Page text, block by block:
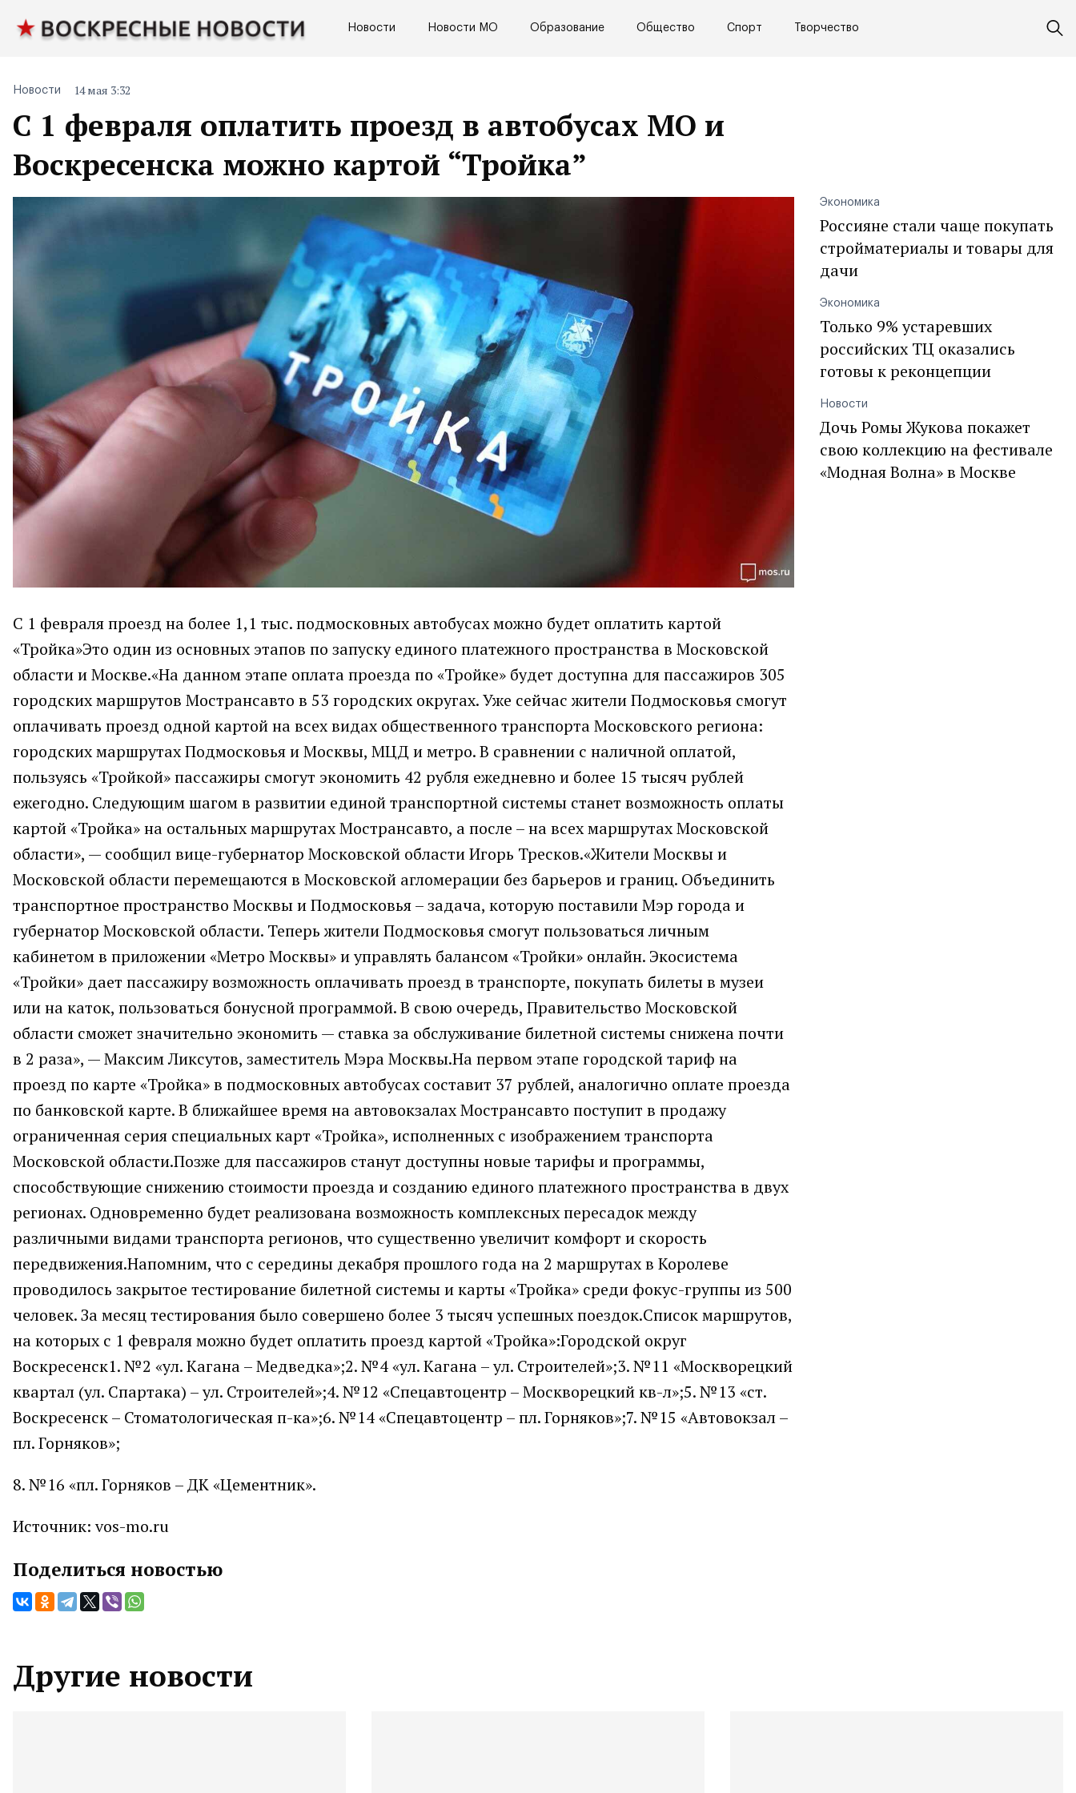
Новости Новости МО Образование Общество Спорт Творчество
С 1 февраля оплатить проезд в автобусах МО и
Воскресенска можно картой “Тройка”
Новости 14 мая 3:32
С 1 февраля проезд на более 1,1 тыс. подмосковных автобусах можно будет оплатить картой
«Тройка»Это один из основных этапов по запуску единого платежного пространства в Московской
области и Москве.«На данном этапе оплата проезда по «Тройке» будет доступна для пассажиров 305
городских маршрутов Мострансавто в 53 городских округах. Уже сейчас жители Подмосковья смогут
оплачивать проезд одной картой на всех видах общественного транспорта Московского региона:
городских маршрутах Подмосковья и Москвы, МЦД и метро. В сравнении с наличной оплатой,
пользуясь «Тройкой» пассажиры смогут экономить 42 рубля ежедневно и более 15 тысяч рублей
ежегодно. Следующим шагом в развитии единой транспортной системы станет возможность оплаты
картой «Тройка» на остальных маршрутах Мострансавто, а после – на всех маршрутах Московской
области», — сообщил вице-губернатор Московской области Игорь Тресков.«Жители Москвы и
Московской области перемещаются в Московской агломерации без барьеров и границ. Объединить
транспортное пространство Москвы и Подмосковья – задача, которую поставили Мэр города и
губернатор Московской области. Теперь жители Подмосковья смогут пользоваться личным
кабинетом в приложении «Метро Москвы» и управлять балансом «Тройки» онлайн. Экосистема
«Тройки» дает пассажиру возможность оплачивать проезд в транспорте, покупать билеты в музеи
или на каток, пользоваться бонусной программой. В свою очередь, Правительство Московской
области сможет значительно экономить — ставка за обслуживание билетной системы снижена почти
в 2 раза», — Максим Ликсутов, заместитель Мэра Москвы.На первом этапе городской тариф на
проезд по карте «Тройка» в подмосковных автобусах составит 37 рублей, аналогично оплате проезда
по банковской карте. В ближайшее время на автовокзалах Мострансавто поступит в продажу
ограниченная серия специальных карт «Тройка», исполненных с изображением транспорта
Московской области.Позже для пассажиров станут доступны новые тарифы и программы,
способствующие снижению стоимости проезда и созданию единого платежного пространства в двух
регионах. Одновременно будет реализована возможность комплексных пересадок между
различными видами транспорта регионов, что существенно увеличит комфорт и скорость
передвижения.Напомним, что с середины декабря прошлого года на 2 маршрутах в Королеве
проводилось закрытое тестирование билетной системы и карты «Тройка» среди фокус-группы из 500
человек. За месяц тестирования было совершено более 3 тысяч успешных поездок.Список маршрутов,
на которых с 1 февраля можно будет оплатить проезд картой «Тройка»:Городской округ
Воскресенск1. №2 «ул. Кагана – Медведка»;2. №4 «ул. Кагана – ул. Строителей»;3. №11 «Москворецкий
квартал (ул. Спартака) – ул. Строителей»;4. №12 «Спецавтоцентр – Москворецкий кв-л»;5. №13 «ст.
Воскресенск – Стоматологическая п-ка»;6. №14 «Спецавтоцентр – пл. Горняков»;7. №15 «Автовокзал –
пл. Горняков»;
8. №16 «пл. Горняков – ДК «Цементник».
Источник: vos-mo.ru
Поделиться новостью
Экономика
Россияне стали чаще покупать
стройматериалы и товары для
дачи
Экономика
Только 9% устаревших
российских ТЦ оказались
готовы к реконцепции
Новости
Дочь Ромы Жукова покажет
свою коллекцию на фестивале
«Модная Волна» в Москве
Другие новости